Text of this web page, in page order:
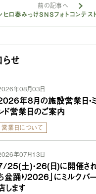
前の記事へ
ヒロ春みっけSNSフォトコンテス
せ
年08月03日
年8月の施設営業日・
ド営業日のご案内
営業日について
年07月13日
25(土)・26(日)に開催され
盆踊り2026」にミルクバ
します